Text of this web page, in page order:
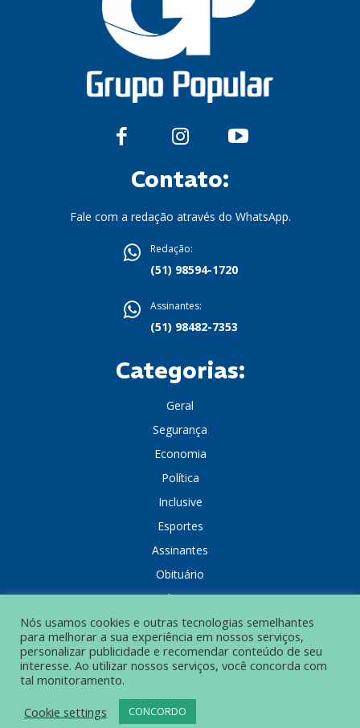
Contato:
Fale com a redação através do WhatsApp.
Redação:
(51) 98594-1720
Assinantes:
(51) 98482-7353
Categorias:
Geral
Segurança
Economia
Política
Inclusive
Esportes
Assinantes
Obituário
Colunistas
© Grupo Popular de Comunicação – Todos os direitos reservados.
POLÍTICA DE PRIVACIDADE
Nós usamos cookies e outras tecnologias semelhantes
para melhorar a sua experiência em nossos serviços,
personalizar publicidade e recomendar conteúdo de seu
interesse. Ao utilizar nossos serviços, você concorda com
tal monitoramento.
Cookie settings
CONCORDO